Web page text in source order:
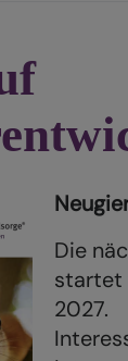
Die
startet
2027.